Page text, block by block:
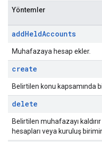
Yöntemler
addHeldAccounts
Muhafazaya hesap ekler.
create
Belirtilen konu kapsamında
delete
Belirtilen muhafazayı
hesapları veya kuruluş